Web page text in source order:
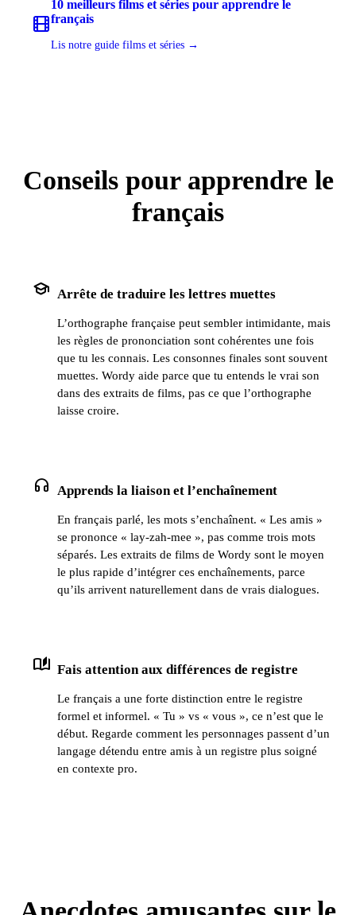
10 meilleurs films et séries pour apprendre le
français
Lis notre guide films et séries →
Conseils pour apprendre le
français
school Arrête de traduire les lettres muettes
L’orthographe française peut sembler intimidante, mais
les règles de prononciation sont cohérentes une fois
que tu les connais. Les consonnes finales sont souvent
muettes. Wordy aide parce que tu entends le vrai son
dans des extraits de films, pas ce que l’orthographe
laisse croire.
headphones Apprends la liaison et l’enchaînement
En français parlé, les mots s’enchaînent. « Les amis »
se prononce « lay-zah-mee », pas comme trois mots
séparés. Les extraits de films de Wordy sont le moyen
le plus rapide d’intégrer ces enchaînements, parce
qu’ils arrivent naturellement dans de vrais dialogues.
auto_stories Fais attention aux différences de registre
Le français a une forte distinction entre le registre
formel et informel. « Tu » vs « vous », ce n’est que le
début. Regarde comment les personnages passent d’un
langage détendu entre amis à un registre plus soigné
en contexte pro.